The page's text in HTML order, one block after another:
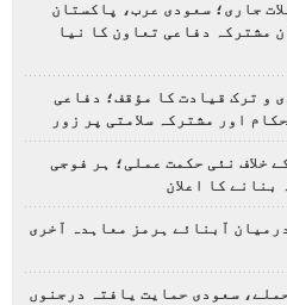
جاری؛ سعودی عرب، پاکستان
مشترکہ دفاعی تعاون کا نیا
و ترک قیادت کا مؤقف؛ دفاعی
اور مشترکہ سلامتی پر زور
خلاف نئی حکمت عملی؛ ہر فوجی
بنانے کا اعلان
آبنائے ہرمز معاہدہ آخری
سعودی حمایت یافتہ درجنوں